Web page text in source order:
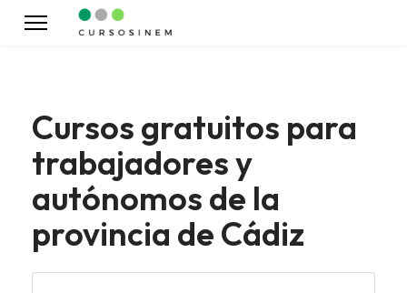
Cursos gratuitos para
trabajadores y
autónomos de la
provincia de Cádiz